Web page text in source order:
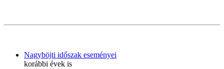
Nagyböjti időszak eseményei
korábbi évek is